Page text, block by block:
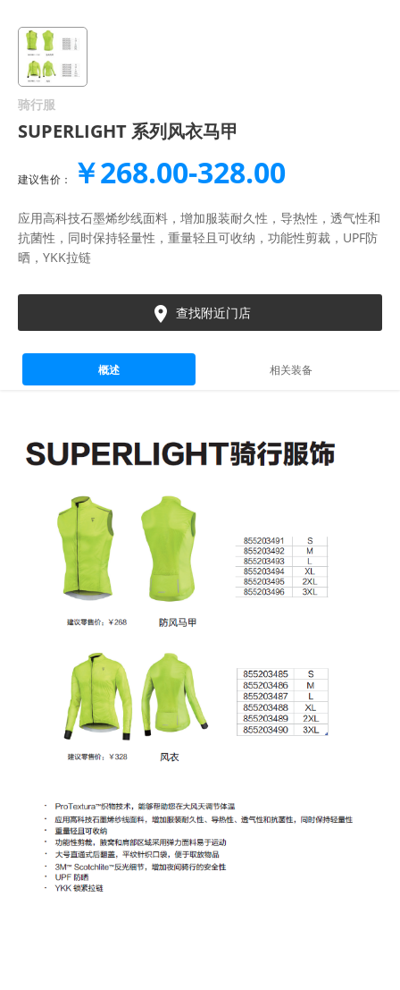
骑行服
SUPERLIGHT 系列风衣马甲
建议售价： ￥268.00-328.00
应用高科技石墨烯纱线面料，增加服装耐久性，导热性，透气性和
抗菌性，同时保持轻量性，重量轻且可收纳，功能性剪裁，UPF防
晒，YKK拉链
 查找附近门店
概述 相关装备